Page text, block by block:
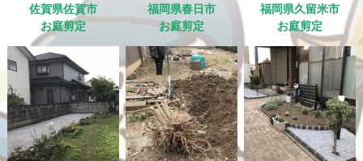
佐賀県佐賀市
お庭剪定
福岡県春日市
お庭剪定
福岡県久留米市
お庭剪定